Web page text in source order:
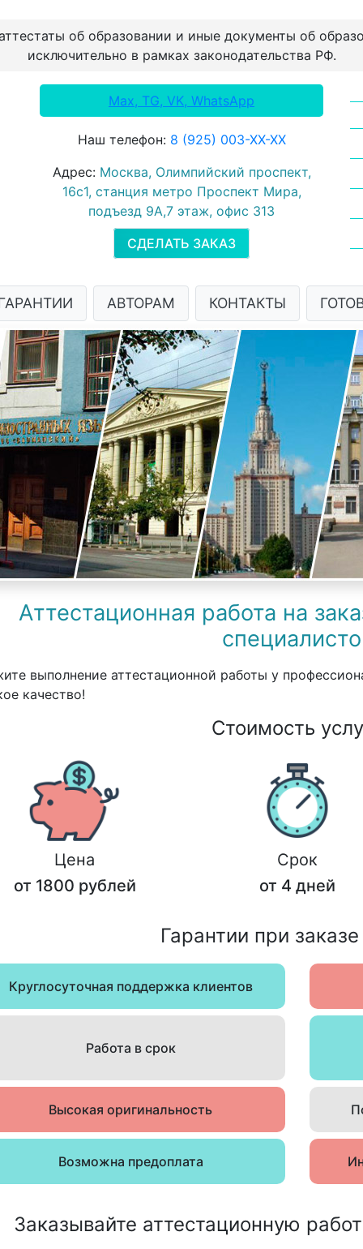
об образовании и иные документы об
исключительно в рамках законодательства РФ.
Max, TG, VK, WhatsApp
Наш телефон: 8 (925) 003-ХХ-ХХ
Адрес: Москва, Олимпийский проспект,
16с1, станция метро Проспект Мира,
подъезд 9А,7 этаж, офис 313
СДЕЛАТЬ ЗАКАЗ
АВТОРАМ КОНТАКТЫ
Аттестационная работа на
выполнение аттестационной работы у
качество!
Стоимость
Цена
от 1800 рублей
Срок
от 4 дней
Гарантии при
Круглосуточная поддержка клиентов
Работа в срок
Высокая оригинальность
Возможна предоплата
Заказывайте аттестационную